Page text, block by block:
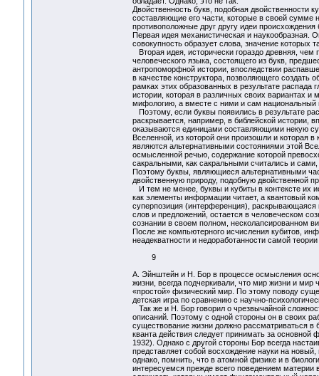
Двойственность букв, подобная
составляющие его части, которые в своей сумме
противоположные друг другу идеи
Первая идея механистическая и наукообразная.
совокупность образует слова, значение
Вторая идея, исторически гораздо древняя, чем
человеческого языка, состоящего из букв,
антропоморфной истории, впоследствии
в качестве конструктора, позволяющего
рамках этих образованных в результате распада
истории, которая в различных своих вариантах
мифологию, а вместе с ними и сам национальный
Поэтому, если буквы появились в результате
раскрывается, например, в библейской истории,
оказываются единицами составляющими некую
Вселенной, из которой они произошли и которая
являются альтернативными состояниями этой
осмысленной речью, содержание которой
сакральными, как сакральными считались и
Поэтому буквы, являющиеся альтернативными
двойственную природу, подобную двойственной
И тем не менее, буквы и кубиты в контексте их
как элементы информации читает, а квантовый
суперпозиция (интерференция), раскрывающаяся
слов и предложений, остается в человеческом
сознании в своем полном, несколапсированном
После же компьютерного исчисления кубитов,
неадекватности и недоработанности самой
9
А. Эйнштейн и Н. Бор в процессе осмысления
жизни, всегда подчеркивали, что мир жизни и
«простой» физический мир. По этому поводу
детская игра по сравнению с научно-
Так же и Н. Бор говорил о чрезвычайной
описаний. Поэтому с одной стороны он в своих
существование жизни должно рассматриваться в
кванта действия следует принимать за
1932). Однако с другой стороны Бор всегда
представляет собой восхождение науки на
однако, помнить, что в атомной физике и в
интересуемся прежде всего поведением